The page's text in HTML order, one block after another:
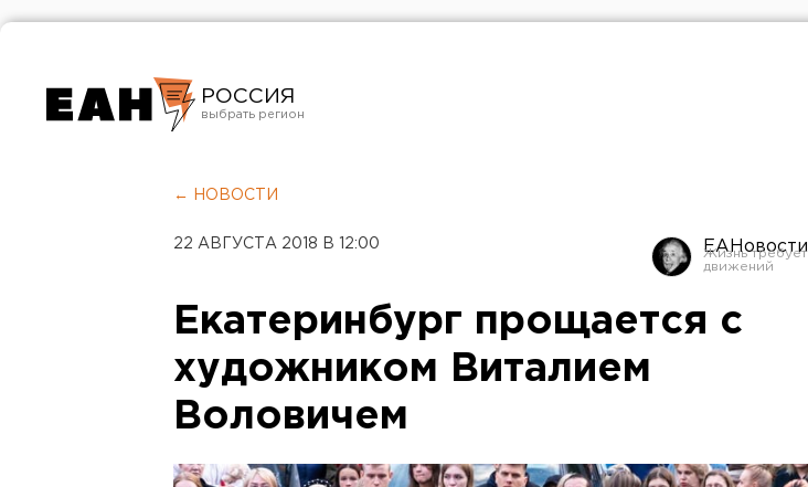
РОССИЯ
Челябинск
← НОВОСТИ
22 АВГУСТА 2018 В 12:00 ЕАНовости
Екатеринбург прощается с
художником Виталием
Воловичем